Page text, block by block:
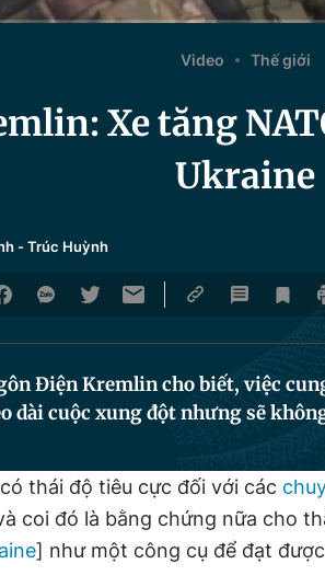
Video Thế giới
Xe tăng
Ukraine
-Trúc Huỳnh
Điện Kremlin cho biết, việc
dài cuộc xung đột nhưng sẽ
thái độ tiêu cực đối với các
coi đó là bằng chứng nữa cho
] như một công cụ để đạt